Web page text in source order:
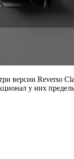
версии Reverso
у них